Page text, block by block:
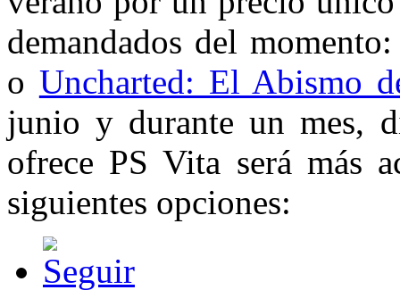
demandados del
o Uncharted: El Abismo
junio y durante un mes,
ofrece PS Vita será más
siguientes opciones: